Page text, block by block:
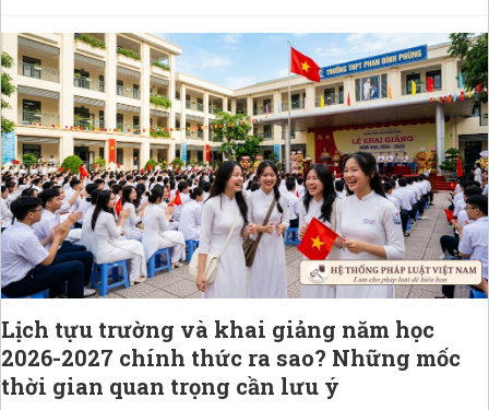
Lịch tựu trường và khai giảng năm học
2026-2027 chính thức ra sao? Những mốc
thời gian quan trọng cần lưu ý